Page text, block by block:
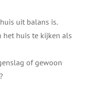
uit balans is.
het huis te kijken als
of gewoon